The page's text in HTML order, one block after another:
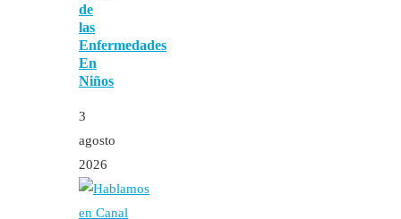
de
las
Enfermedades
En
Niños
3
agosto
2026